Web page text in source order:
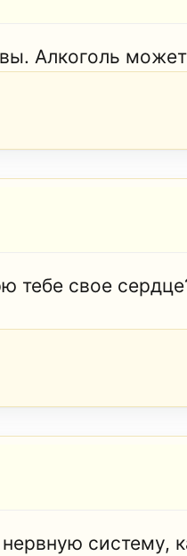
Алкоголь
тебе свое
систему,